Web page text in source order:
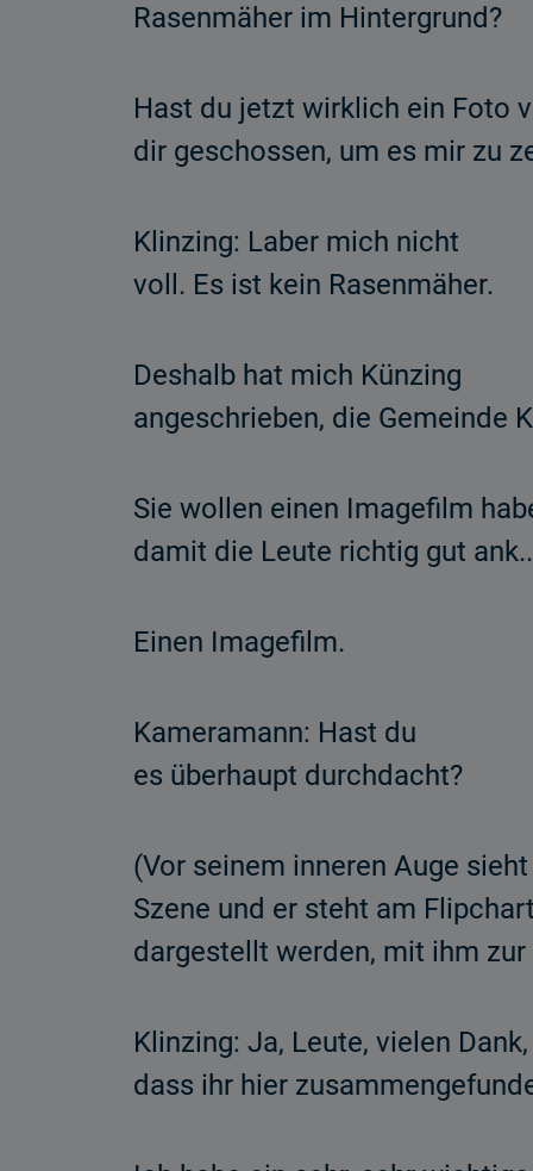
Rasenmäher im Hintergrund?
Hast du jetzt wirklich ein Foto
dir geschossen, um es mir zu
Klinzing: Laber mich nicht
voll. Es ist kein Rasenmäher.
Deshalb hat mich Künzing
angeschrieben, die Gemeinde
Sie wollen einen Imagefilm
damit die Leute richtig gut
Einen Imagefilm.
Kameramann: Hast du
es überhaupt durchdacht?
(Vor seinem inneren Auge
Szene und er steht am
dargestellt werden, mit ihm
Klinzing: Ja, Leute, vielen Dank,
dass ihr hier